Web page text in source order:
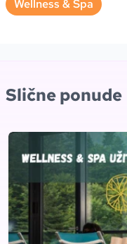
Wellness & Spa
Slične ponude